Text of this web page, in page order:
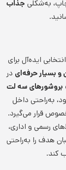
به‌شکلی جذاب
ایده‌آل برای
و بسیار حرفه‌ای در
بروشورهای سه لت
به‌راحتی داخل
قرار می‌گیرد.
رسمی و اداری،
هدف را به‌راحتی
کند.